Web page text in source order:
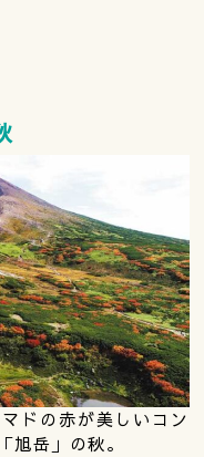
ドの赤が美しいコン
旭岳」の秋。